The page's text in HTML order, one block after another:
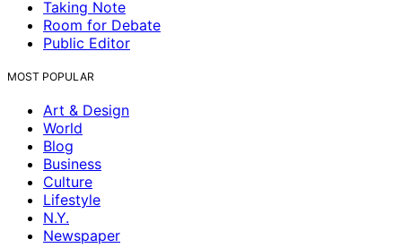
Taking Note
Room for Debate
Public Editor
MOST POPULAR
Art & Design
World
Blog
Business
Culture
Lifestyle
N.Y.
Newspaper